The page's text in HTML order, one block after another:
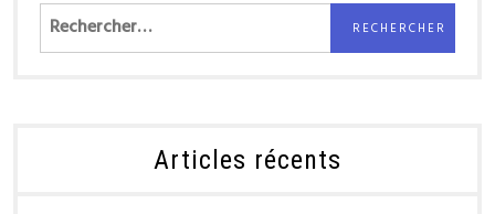
Rechercher :
Articles récents